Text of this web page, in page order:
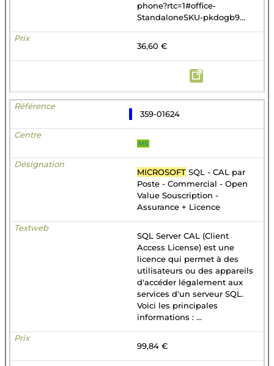
phone?rtc=1#office-
StandaloneSKU-pkdogb9...
36,60 €
359-01624
MS
MICROSOFT SQL - CAL par
Poste - Commercial - Open
Value Souscription -
Assurance + Licence
SQL Server CAL (Client
Access License) est une
licence qui permet à des
utilisateurs ou des appareils
d'accéder légalement aux
services d'un serveur SQL.
Voici les principales
informations : ...
99,84 €